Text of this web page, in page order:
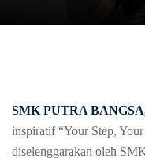
SMK PUTRA BANGSA
inspiratif “Your Step,
diselenggarakan oleh